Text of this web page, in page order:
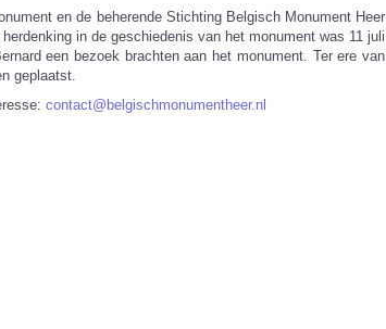
en de beherende Stichting Belgisch Monument Heer
in de geschiedenis van het monument was 11 juli
een bezoek brachten aan het monument. Ter ere van
geplaatst.
contact@belgischmonumentheer.nl